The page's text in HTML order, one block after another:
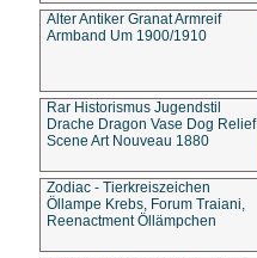
Alter Antiker Granat Armreif
Armband Um 1900/1910
Rar Historismus Jugendstil
Drache Dragon Vase Dog Relief
Scene Art Nouveau 1880
Zodiac - Tierkreiszeichen
Öllampe Krebs, Forum Traiani,
Reenactment Öllämpchen